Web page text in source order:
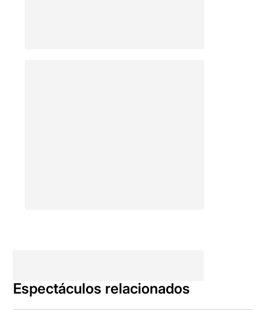
Espectáculos relacionados